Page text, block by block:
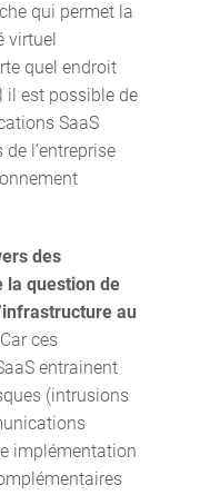
qui permet la
virtuel
quel endroit
il est possible de
SaaS
l’entreprise
des
la question de
au
Car ces
entrainent
(intrusions
implémentation